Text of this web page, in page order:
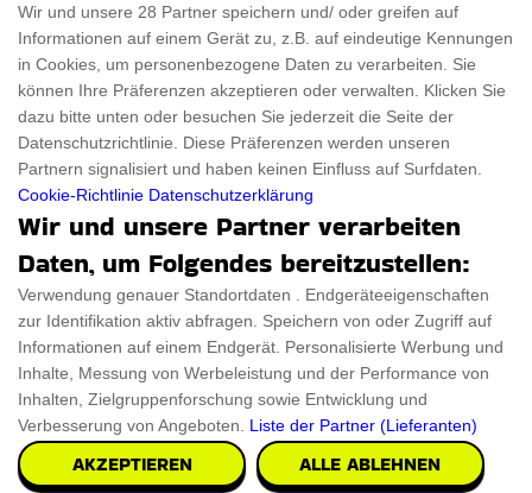
Für Haustiere
ThanksGiving
Rabattcode
Trendiger Rabattcode
Black Friday
Ein Produkt einreichen
Kontakt
Ein Produkt einreichen
Geschenkeführer
Cyber Monday
Datenschutz­erklärung
Datenschutz­erklärung
Impressum
Cookies
Wir und unsere 28 Partner speichern und/ oder greifen auf
Informationen auf einem Gerät zu, z.B. auf eindeutige Kennungen
in Cookies, um personenbezogene Daten zu verarbeiten. Sie
können Ihre Präferenzen akzeptieren oder verwalten. Klicken Sie
dazu bitte unten oder besuchen Sie jederzeit die Seite der
Datenschutzrichtlinie. Diese Präferenzen werden unseren
Partnern signalisiert und haben keinen Einfluss auf Surfdaten.
Cookie-Richtlinie Datenschutzerklärung
Wir und unsere Partner verarbeiten
Daten, um Folgendes bereitzustellen:
Verwendung genauer Standortdaten . Endgeräteeigenschaften
zur Identifikation aktiv abfragen. Speichern von oder Zugriff auf
Informationen auf einem Endgerät. Personalisierte Werbung und
Inhalte, Messung von Werbeleistung und der Performance von
Inhalten, Zielgruppenforschung sowie Entwicklung und
Verbesserung von Angeboten. Liste der Partner (Lieferanten)
AKZEPTIEREN ALLE ABLEHNEN